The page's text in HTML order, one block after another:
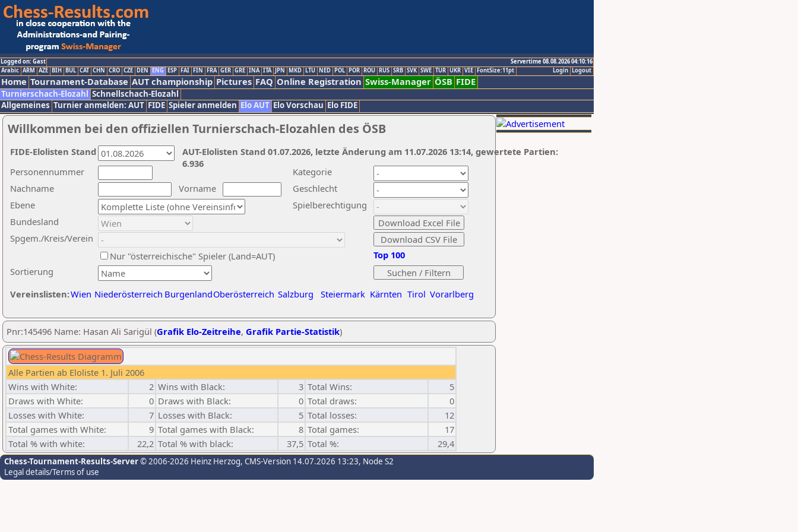
Logged on: Gast
Servertime 08.08.2026 04:10:16
Logout
Login
Arabic ARM AZE BIH BUL CAT CHN CRO CZE DEN ENG ESP FAI FIN FRA GER GRE INA ITA JPN MKD LTU NED POL POR ROU RUS SRB SVK SWE TUR UKR VIE FontSize:11pt
Home Tournament-Database AUT championship Pictures FAQ Online Registration Swiss-Manager ÖSB FIDE
Turnierschach-Elozahl Schnellschach-Elozahl
Allgemeines Turnier anmelden: AUT FIDE Spieler anmelden Elo AUT Elo Vorschau Elo FIDE
Willkommen bei den offiziellen Turnierschach-Elozahlen des ÖSB
Nachname
Vorname
Ebene
Kategorie
Sortierung
Personennummer
Bundesland
Spgem./Kreis/Verein
Geschlecht
Nur "österreichische" Spieler (Land=AUT)
Spielberechtigung
Vereinslisten:Wien Niederösterreich BurgenlandOberösterreich Salzburg Steiermark Kärnten Tirol Vorarlberg
Top 100
AUT-Elolisten Stand 01.07.2026, letzte Änderung am 11.07.2026 13:14, gewertete Partien:
6.936
FIDE-Elolisten Stand
Pnr:145496 Name: Hasan Ali Sarigül (Grafik Elo-Zeitreihe, Grafik Partie-Statistik)
Alle Partien ab Eloliste 1. Juli 2006
Wins with White:
2 Wins with Black: 3 Total Wins:
5
Draws with White:
0 Draws with Black: 0 Total draws:
0
Losses with White:
7 Losses with Black: 5 Total losses:
12
Total games with White:
9 Total games with Black: 8 Total games:
17
Total % with white:
22,2 Total % with black: 37,5 Total %: 29,4
Chess-Tournament-Results-Server© 2006-2026 Heinz Herzog, CMS-Version 14.07.2026 13:23, Node S2
Legal details/Terms of use